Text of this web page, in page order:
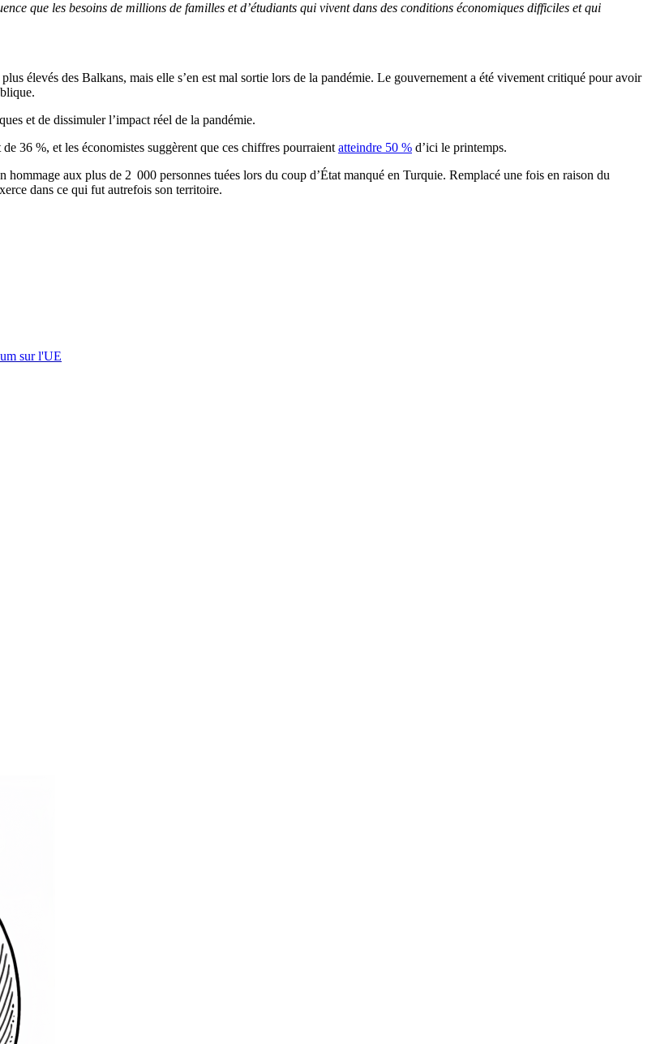
que les besoins de millions de familles et d’étudiants qui vivent dans des conditions économiques difficiles et qui
élevés des Balkans, mais elle s’en est mal sortie lors de la pandémie. Le gouvernement a été vivement critiqué pour avoir
et de dissimuler l’impact réel de la pandémie.
36 %, et les économistes suggèrent que ces chiffres pourraient atteindre 50 % d’ici le printemps.
aux plus de 2 000 personnes tuées lors du coup d’État manqué en Turquie. Remplacé une fois en raison du
dans ce qui fut autrefois son territoire.
sur l'UE